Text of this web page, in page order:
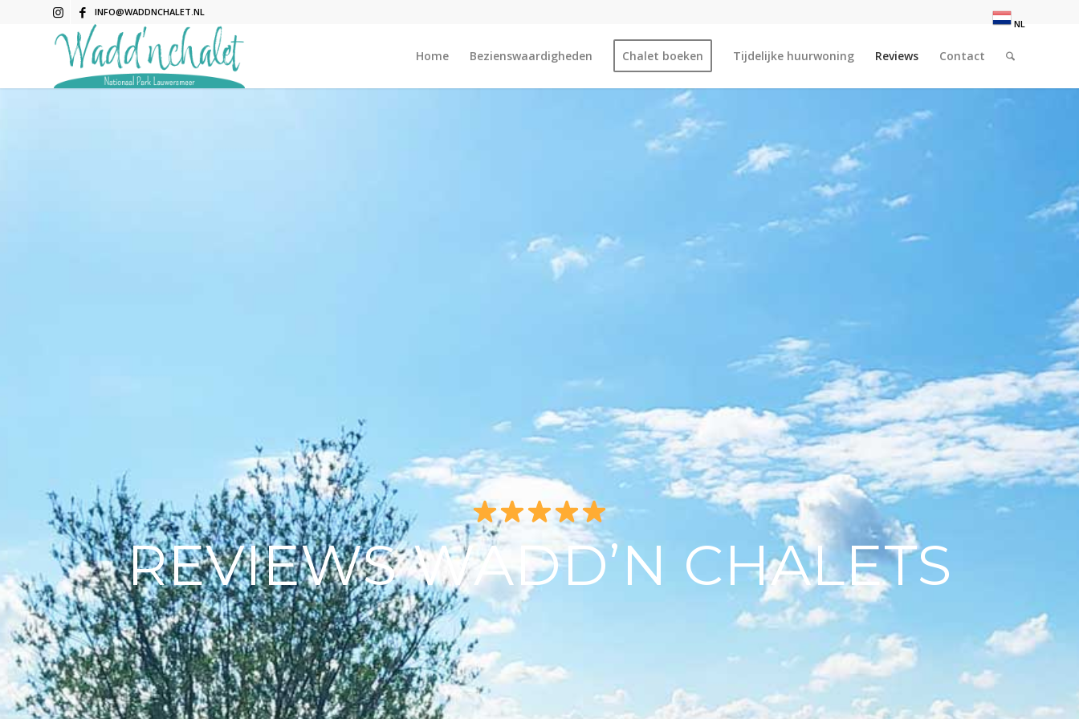
NL
INFO@WADDNCHALET.NL
Home Bezienswaardigheden Chalet boeken Tijdelijke huurwoning Reviews Contact
REVIEWS WADD’N CHALETS